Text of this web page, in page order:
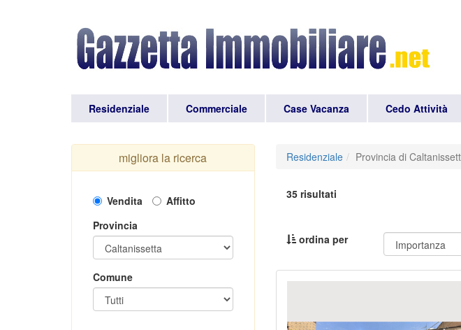
Residenziale Commerciale Case Vacanza Cedo Attività
migliora la ricerca
Vendita
Affitto
Provincia
Comune
Residenziale Provincia di
35 risultati
ordina per